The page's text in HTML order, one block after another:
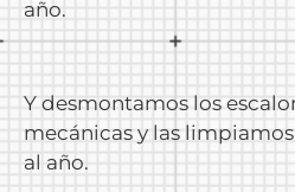
año.
Y desmontamos los
mecánicas y las
al año.